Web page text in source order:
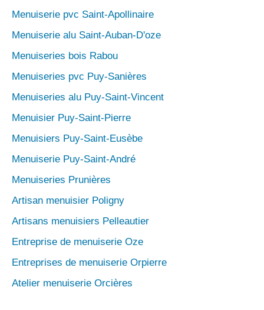
Menuiserie pvc Saint-Apollinaire
Menuiserie alu Saint-Auban-D'oze
Menuiseries bois Rabou
Menuiseries pvc Puy-Sanières
Menuiseries alu Puy-Saint-Vincent
Menuisier Puy-Saint-Pierre
Menuisiers Puy-Saint-Eusèbe
Menuiserie Puy-Saint-André
Menuiseries Prunières
Artisan menuisier Poligny
Artisans menuisiers Pelleautier
Entreprise de menuiserie Oze
Entreprises de menuiserie Orpierre
Atelier menuiserie Orcières